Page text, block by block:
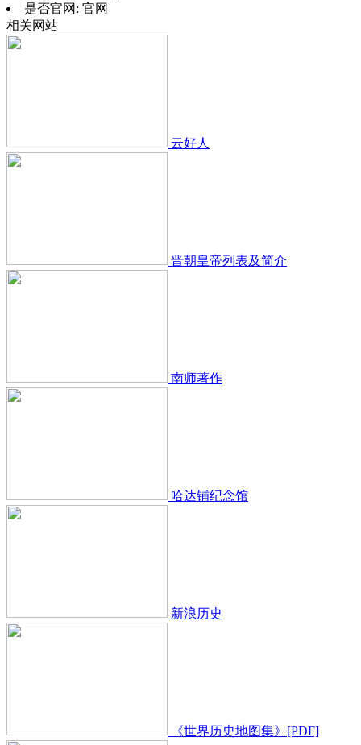
是否官网: 官网
相关网站
云好人
晋朝皇帝列表及简介
南师著作
哈达铺纪念馆
新浪历史
《世界历史地图集》[PDF]